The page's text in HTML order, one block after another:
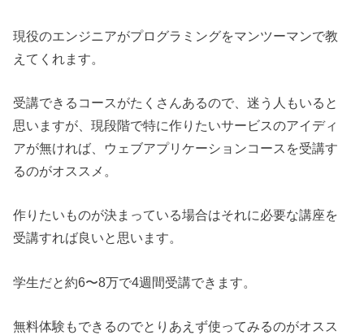
現役のエンジニアがプログラミングをマンツーマンで教
えてくれます。
受講できるコースがたくさんあるので、迷う人もいると
思いますが、現段階で特に作りたいサービスのアイディ
アが無ければ、ウェブアプリケーションコースを受講す
るのがオススメ。
作りたいものが決まっている場合はそれに必要な講座を
受講すれば良いと思います。
学生だと約6〜8万で4週間受講できます。
無料体験もできるのでとりあえず使ってみるのがオスス